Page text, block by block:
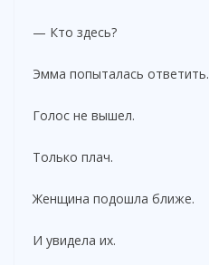
— Кто здесь?
Эмма попыталась ответить.
Голос не вышел.
Только плач.
Женщина подошла ближе.
И увидела их.